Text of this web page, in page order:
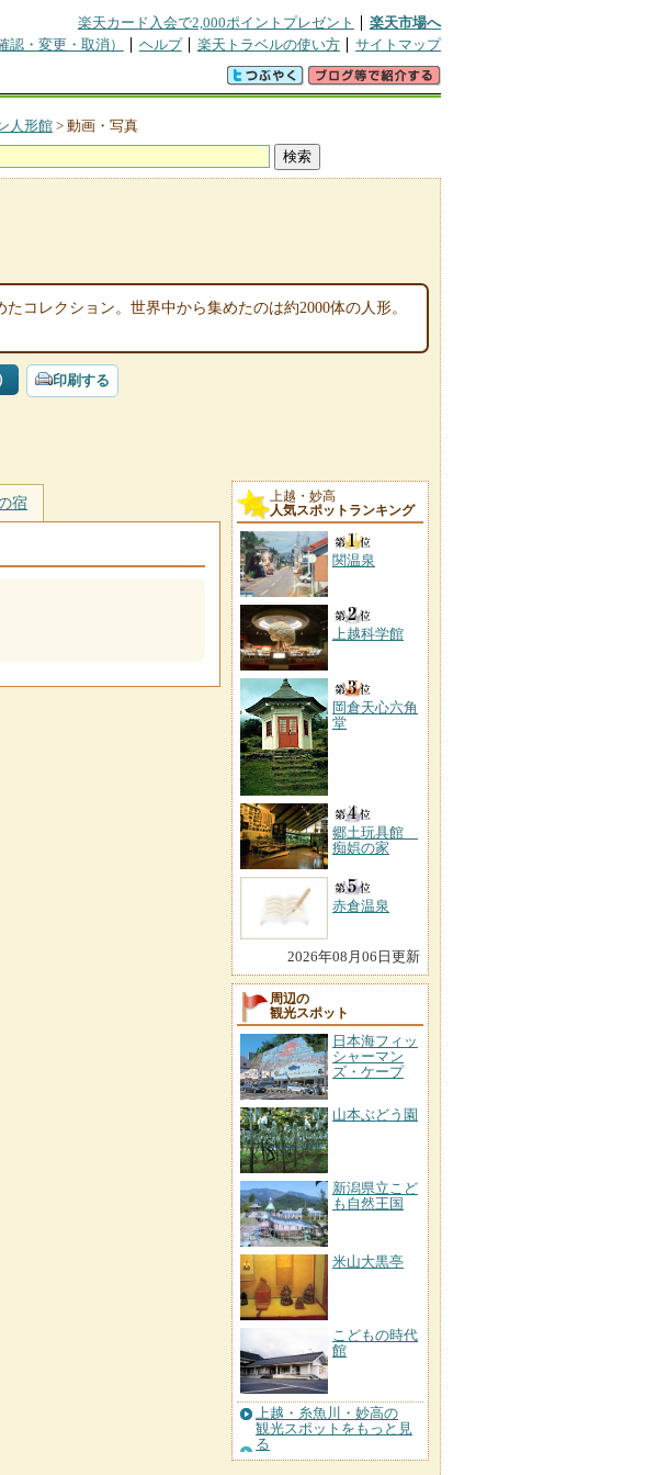
楽天カード入会で2,000ポイントプレゼント
楽天市場へ
認・変更・取消） ヘルプ 楽天トラベルの使い方 サイトマップ
人形館 > 動画・写真
コレクション。世界中から集めたのは約2000体の人形。
印刷する
宿
上越・妙高
人気スポットランキング
関温泉
上越科学館
岡倉天心六角
堂
郷土玩具館
痴娯の家
赤倉温泉
2026年08月06日更新
周辺の
観光スポット
日本海フィッ
シャーマン
ズ・ケープ
山本ぶどう園
新潟県立こど
も自然王国
米山大黒亭
こどもの時代
館
上越・糸魚川・妙高の
観光スポットをもっと見
る